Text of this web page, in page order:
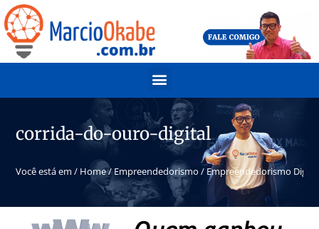
corrida-do-ouro-digital
Você está em / Home/Empreendedorismo / Empreendedorismo